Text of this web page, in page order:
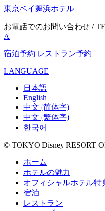
東京ベイ舞浜ホテル
お電話でのお問い合わせ /
A
宿泊予約 レストラン予約
LANGUAGE
日本語
English
中文 (简体字)
中文 (繁体字)
한국어
© TOKYO Disney RESORT
ホーム
ホテルの魅力
オフィシャルホテル特
宿泊
レストラン